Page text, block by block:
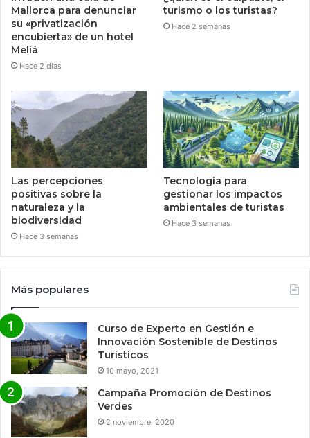
Mallorca para denunciar
su «privatización
encubierta» de un hotel
Meliá
Hace 2 días
turismo o los turistas?
Hace 2 semanas
Las percepciones
positivas sobre la
naturaleza y la
biodiversidad
Hace 3 semanas
Tecnologia para
gestionar los impactos
ambientales de turistas
Hace 3 semanas
Más populares
Curso de Experto en Gestión e
Innovación Sostenible de Destinos
Turísticos
10 mayo, 2021
Campaña Promoción de Destinos
Verdes
2 noviembre, 2020